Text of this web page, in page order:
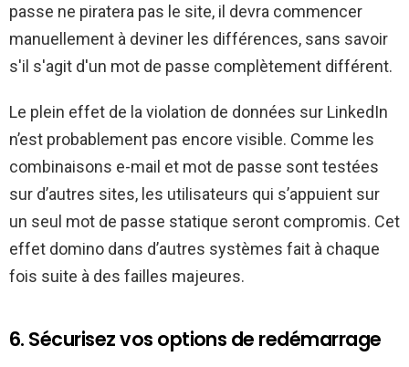
passe ne piratera pas le site, il devra commencer
manuellement à deviner les différences, sans savoir
s'il s'agit d'un mot de passe complètement différent.
Le plein effet de la violation de données sur LinkedIn
n’est probablement pas encore visible. Comme les
combinaisons e-mail et mot de passe sont testées
sur d’autres sites, les utilisateurs qui s’appuient sur
un seul mot de passe statique seront compromis. Cet
effet domino dans d’autres systèmes fait à chaque
fois suite à des failles majeures.
6. Sécurisez vos options de redémarrage